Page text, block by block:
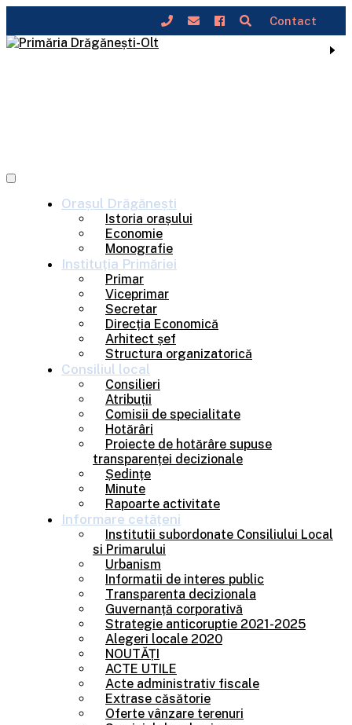
Skip
Orașul Drăgănești
Istoria orașului
Economie
Monografie
Instituția Primăriei
Primar
Viceprimar
Secretar
Direcția Economică
Arhitect șef
Structura organizatorică
Consiliul local
Consilieri
Atribuții
Comisii de specialitate
Hotărâri
Proiecte de hotărâre supuse
transparenței decizionale
Ședințe
Minute
Rapoarte activitate
Informare cetățeni
Institutii subordonate Consiliului Local
si Primarului
Urbanism
Informatii de interes public
Transparenta decizionala
Guvernanță corporativă
Strategie anticoruptie 2021-2025
Alegeri locale 2020
NOUTĂȚI
ACTE UTILE
Acte administrativ fiscale
Extrase căsătorie
Oferte vânzare terenuri
Contact